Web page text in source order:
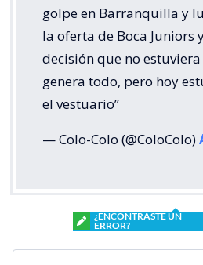
golpe en Barranquilla y
la oferta de Boca Juniors
decisión que no
genera todo, pero hoy
el vestuario”
— Colo-Colo (@ColoColo)
¿ENCONTRASTE UN
ERROR?